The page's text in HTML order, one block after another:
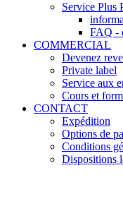
Service Plus
FAQ -
COMMERCIAL
Devenez
Private label
Service aux
Cours et
CONTACT
Expédition
Options de
Conditions
Dispositions